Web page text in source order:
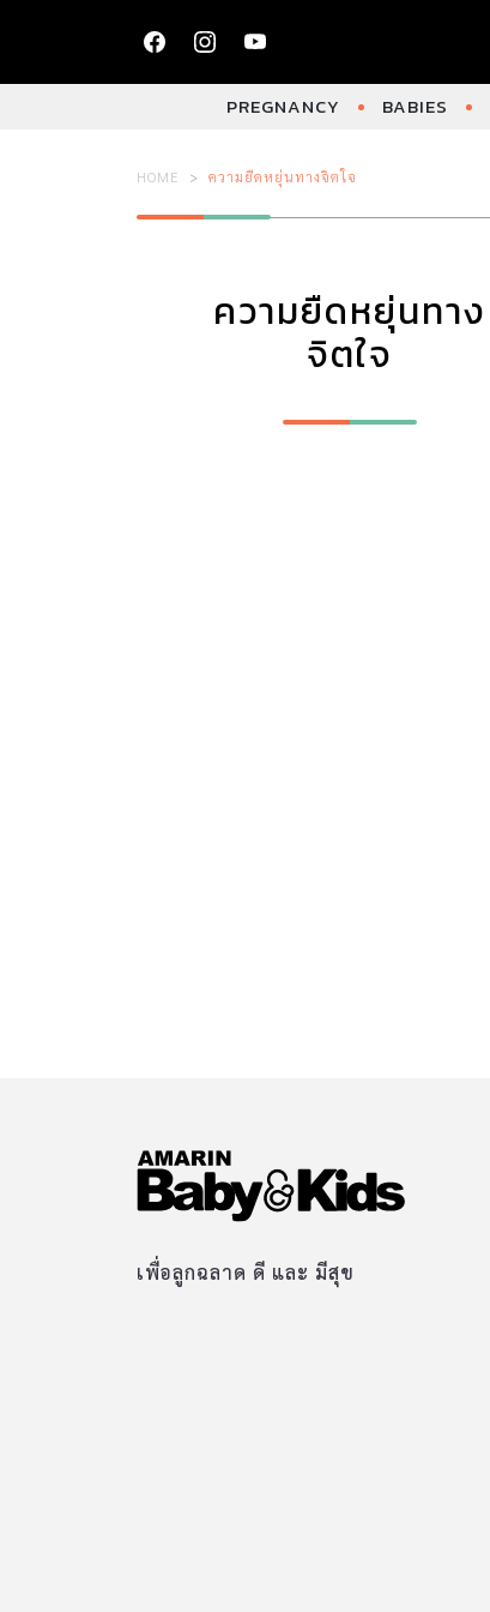
PREGNANCY BABIES
HOME ความยืดหยุ่นทางจิตใจ
ความยืดหยุ่นทาง
จิตใจ
เพื่อลูกฉลาด ดี และ มีสุข